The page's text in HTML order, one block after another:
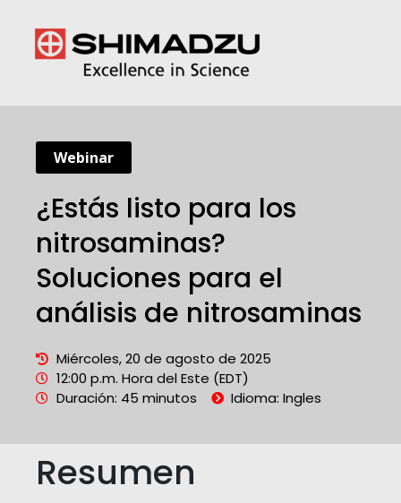
Webinar
¿Estás listo para los
nitrosaminas?
Soluciones para el
análisis de nitrosaminas
Miércoles, 20 de agosto de 2025
12:00 p.m. Hora del Este (EDT)
Duración: 45 minutos
Idioma: Ingles
Resumen